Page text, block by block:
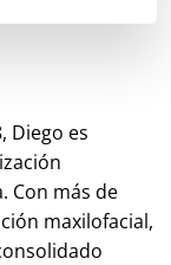
Diego es
Con más de
maxilofacial,